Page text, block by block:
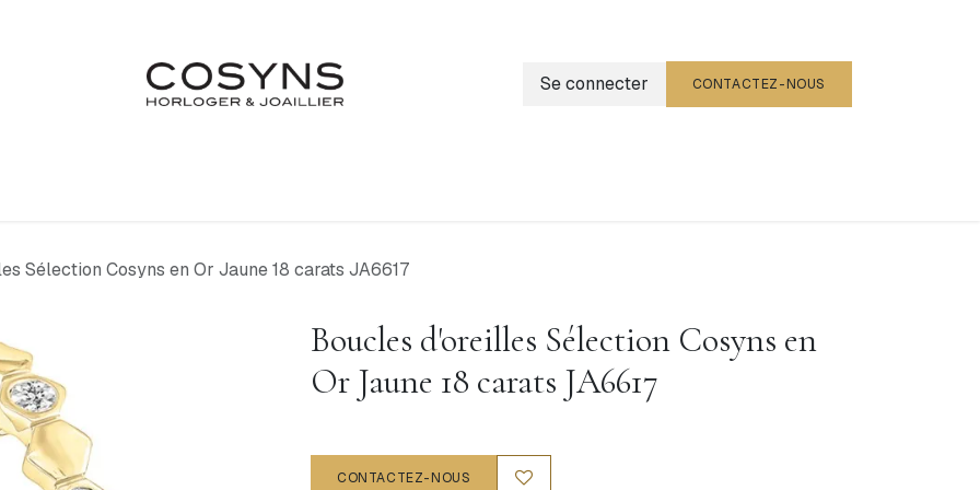
Se connecter CONTACTEZ-NOUS
Sélection Cosyns en Or Jaune 18 carats JA6617
Boucles d'oreilles Sélection Cosyns en
Or Jaune 18 carats JA6617
CONTACTEZ-NOUS